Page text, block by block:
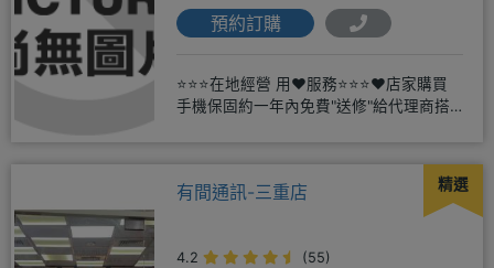
預約訂購
⭐⭐⭐在地經營 用❤️服務⭐⭐⭐❤️店家購買
手機保固約一年內免費"送修"給代理商搭
精選
有間通訊-三重店
4.2
(55)